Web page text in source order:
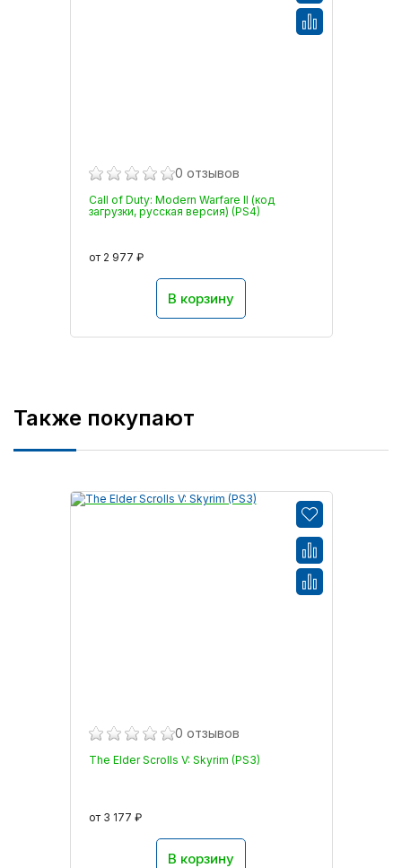
0 отзывов
Call of Duty: Modern Warfare II (код
загрузки, русская версия) (PS4)
от 2 977 ₽
В корзину
Также покупают
0 отзывов
The Elder Scrolls V: Skyrim (PS3)
от 3 177 ₽
В корзину